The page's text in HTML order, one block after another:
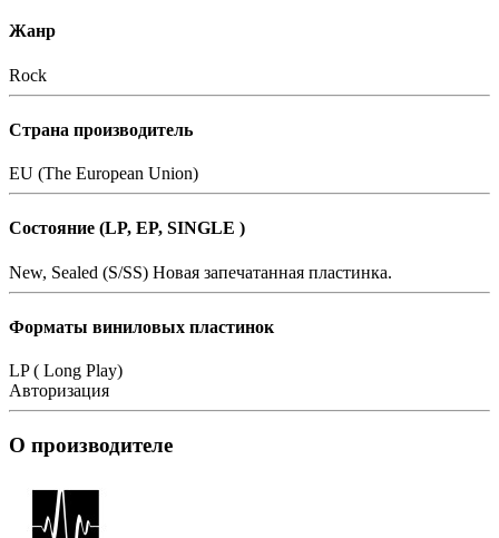
Жанр
Rock
Страна производитель
EU (The European Union)
Состояние (LP, EP, SINGLE )
New, Sealed (S/SS) Новая запечатанная пластинка.
Форматы виниловых пластинок
LP ( Long Play)
Авторизация
О производителе